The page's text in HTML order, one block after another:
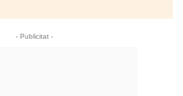
- Publicitat -